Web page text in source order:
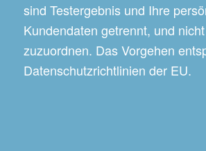
sind Testergebnis und Ihre
Kundendaten getrennt, und
zuzuordnen. Das Vorgehen
Datenschutzrichtlinien der EU.